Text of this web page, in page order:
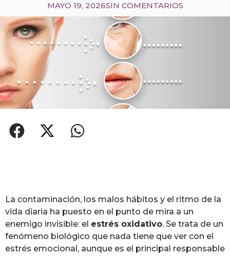
MAYO 19, 2026SIN COMENTARIOS
La contaminación, los malos hábitos y el ritmo de la
vida diaria ha puesto en el punto de mira a un
enemigo invisible: el estrés oxidativo. Se trata de un
fenómeno biológico que nada tiene que ver con el
estrés emocional, aunque es el principal responsable